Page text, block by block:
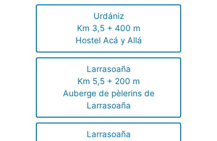
Urdániz
Km 3,5 + 400 m
Hostel Acá y Allá
Larrasoaña
Km 5,5 + 200 m
Auberge de pèlerins de
Larrasoaña
Larrasoaña